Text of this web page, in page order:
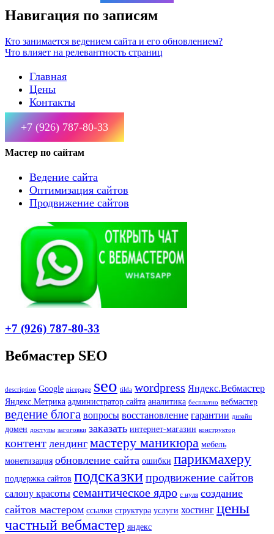
Навигация по записям
Кто занимается ведением сайта и его обновлением?
Что влияет на релевантность страниц
Главная
Цены
Контакты
+7 (926) 787-80-33
Мастер по сайтам
Ведение сайта
Оптимизация сайтов
Продвижение сайтов
+7 (926) 787-80-33
Вебмастер SEO
description Google nicepage seo tilda wordpress Яндекс.Вебмастер
Яндекс.Метрика администратор сайта аналитика бесплатно вебмастер
ведение блога вопросы восстановление гарантии дизайн
домен доступы загоговки заказать интернет-магазин конструктор
контент лендинг мастеру маникюра мебель
монетизация обновление сайта ошибки парикмахеру
поддержка сайтов подсказкипродвижение сайтов
салону красоты семантическое ядро с нуля создание
сайтов мастером ссылки структура услуги хостинг цены
частный вебмастер яндекс